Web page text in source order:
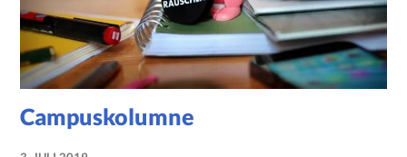
Campuskolumne